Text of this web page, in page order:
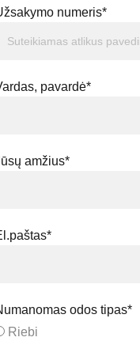
numeris*
pavardė*
amžius*
odos tipas*
Riebi